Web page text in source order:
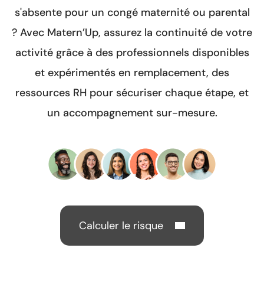
s'absente pour un congé maternité ou parental
? Avec Matern’Up, assurez la continuité de votre
activité grâce à des professionnels disponibles
et expérimentés en remplacement, des
ressources RH pour sécuriser chaque étape, et
un accompagnement sur-mesure.
Calculer le risque